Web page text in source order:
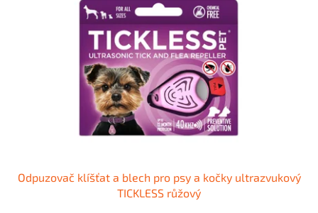
Odpuzovač klíšťat a blech pro psy a kočky ultrazvukový
TICKLESS růžový